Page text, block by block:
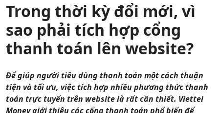
Dịch vụ
Tin tức
Khuyến mãi
Trong thời kỳ đổi mới, vì
sao phải tích hợp cổng
thanh toán lên website?
Để giúp người tiêu dùng thanh toán một cách thuận
tiện và tối ưu, việc tích hợp nhiều phương thức thanh
toán trực tuyến trên website là rất cần thiết. Viettel
Money giới thiệu các cổng thanh toán phổ biến để